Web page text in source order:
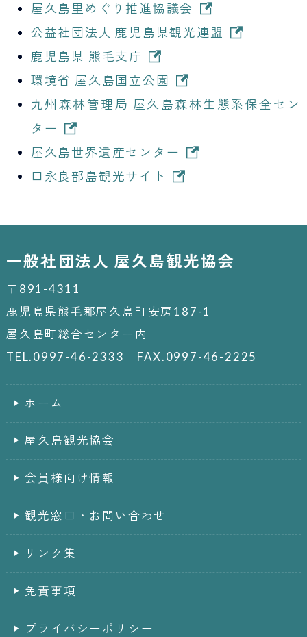
屋久島里めぐり推進協議会
公益社団法人 鹿児島県観光連盟
鹿児島県 熊毛支庁
環境省 屋久島国立公園
九州森林管理局 屋久島森林生態系保全セン
ター
屋久島世界遺産センター
口永良部島観光サイト
一般社団法人 屋久島観光協会
〒891-4311
鹿児島県熊毛郡屋久島町安房187-1
屋久島町総合センター内
TEL.0997-46-2333 FAX.0997-46-2225
ホーム
屋久島観光協会
会員様向け情報
観光窓口・お問い合わせ
リンク集
免責事項
プライバシーポリシー